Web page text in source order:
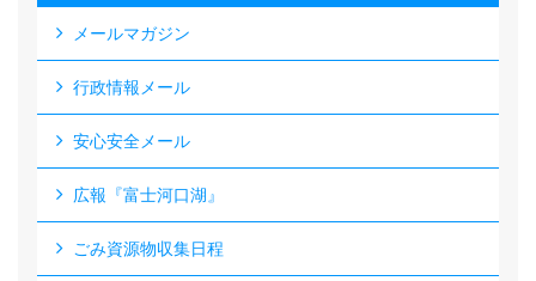
メールマガジン
行政情報メール
安心安全メール
広報『富士河口湖』
ごみ資源物収集日程